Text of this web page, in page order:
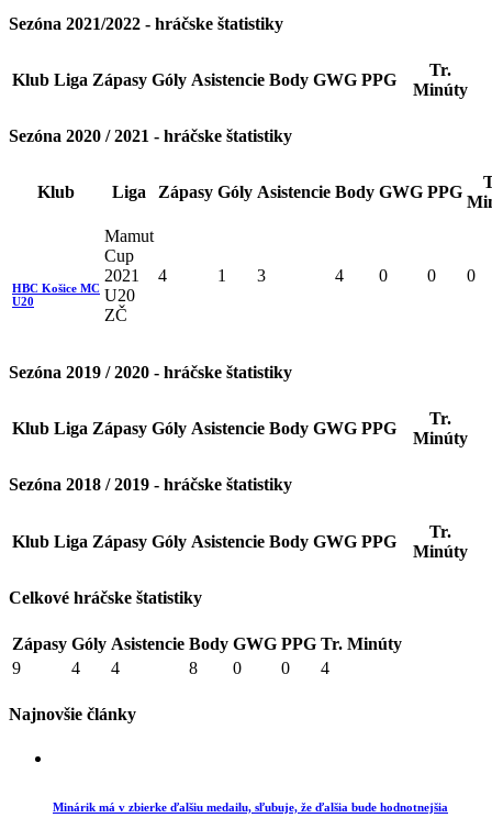
Sezóna 2021/2022 - hráčske štatistiky
Klub Liga Zápasy Góly Asistencie Body GWG PPG
Tr.
Minúty
Sezóna 2020 / 2021 - hráčske štatistiky
Klub Liga Zápasy Góly Asistencie Body GWG PPG
HBC Košice MC
U20
Mamut
Cup
2021
U20
ZČ
4 1 3 4 0 0 0
Sezóna 2019 / 2020 - hráčske štatistiky
Klub Liga Zápasy Góly Asistencie Body GWG PPG
Tr.
Minúty
Sezóna 2018 / 2019 - hráčske štatistiky
Klub Liga Zápasy Góly Asistencie Body GWG PPG
Tr.
Minúty
Celkové hráčske štatistiky
Zápasy Góly Asistencie Body GWG PPG Tr. Minúty
9
4 4 8 0 0 4
Najnovšie články
Minárik má v zbierke ďalšiu medailu, sľubuje, že ďalšia bude hodnotnejšia